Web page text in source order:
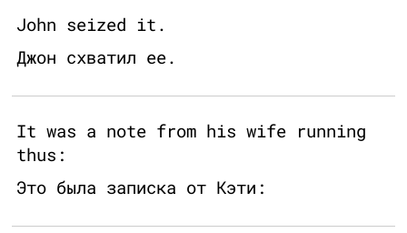
John seized it.
Джон схватил ее.
It was a note from his wife running
thus:
Это была записка от Кэти: